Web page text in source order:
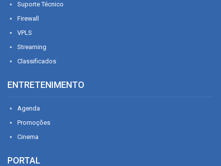
Suporte Técnico
Firewall
VPLS
Streaming
Classificados
ENTRETENIMENTO
Agenda
Promoções
Cinema
PORTAL